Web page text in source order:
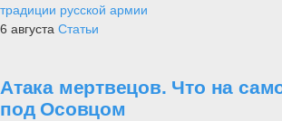
традиции русской армии
6 августа Статьи
Атака мертвецов. Что на
под Осовцом